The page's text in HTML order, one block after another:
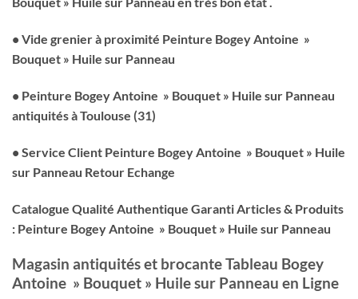
• Vide grenier à proximité Peinture Bogey Antoine »
Bouquet » Huile sur Panneau
• Peinture Bogey Antoine » Bouquet » Huile sur Panneau
antiquités à Toulouse (31)
• Service Client Peinture Bogey Antoine » Bouquet » Huile
sur Panneau Retour Echange
Catalogue Qualité Authentique Garanti Articles & Produits
: Peinture Bogey Antoine » Bouquet » Huile sur Panneau
Magasin antiquités et brocante Tableau Bogey
Antoine » Bouquet » Huile sur Panneau en Ligne